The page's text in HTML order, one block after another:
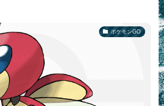
ポケモンGO